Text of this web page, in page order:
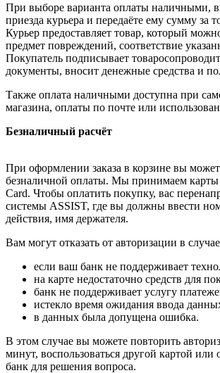
При выборе варианта оплаты наличными,
приезда курьера и передаёте ему сумму за
Курьер предоставляет товар, который
предмет повреждений, соответствие
Покупатель подписывает
документы, вносит денежные средства и
Также оплата наличными доступна при
магазина, оплаты по почте или
Безналичный расчёт
При оформлении заказа в корзине вы
безналичной оплаты. Мы принимаем карты
Card. Чтобы оплатить покупку, вас
системы ASSIST, где вы должны ввести
действия, имя держателя.
Вам могут отказать от авторизации в
если ваш банк не поддерживает
на карте недостаточно средств для
банк не поддерживает услугу
истекло время ожидания ввода
в данных была допущена ошибка.
В этом случае вы можете повторить
минут, воспользоваться другой картой или
банк для решения вопроса.